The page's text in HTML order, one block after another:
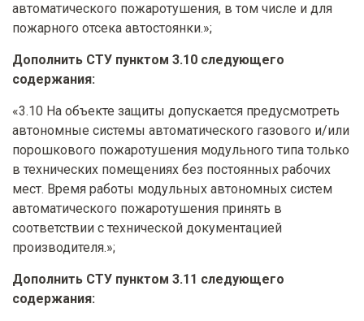
автоматического пожаротушения, в том числе и для
пожарного отсека автостоянки.»;
Дополнить СТУ пунктом 3.10 следующего
содержания:
«3.10 На объекте защиты допускается предусмотреть
автономные системы автоматического газового и/или
порошкового пожаротушения модульного типа только
в технических помещениях без постоянных рабочих
мест. Время работы модульных автономных систем
автоматического пожаротушения принять в
соответствии с технической документацией
производителя.»;
Дополнить СТУ пунктом 3.11 следующего
содержания: